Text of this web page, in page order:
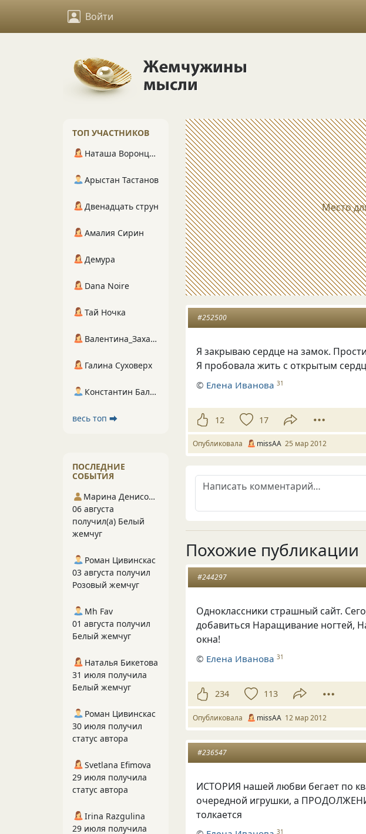
Войти
Место
#252500
Я закрываю сердце на замок.
Я пробовала жить с открытым
© Елена Иванова 31
12 17
Опубликовала missAA 25 мар 2012
Похожие публикации
#244297
Одноклассники страшный сайт.
добавиться Наращивание ногтей,
окна!
© Елена Иванова 31
234 113
Опубликовала missAA 12 мар 2012
#236547
ИСТОРИЯ нашей любви бегает по
очередной игрушки, а
толкается
31
ТОП УЧАСТНИКОВ
Наташа Воронцова
Арыстан Тастанов
Двенадцать струн
Амалия Сирин
Демура
Dana Noire
Тай Ночка
Валентина_Захарова
Галина Суховерх
Константин Балухта
весь топ ⮕
ПОСЛЕДНИЕ
СОБЫТИЯ
Марина Денисова 5
06 августа
получил(а) Белый
жемчуг
Роман Цивинскас
03 августа получил
Розовый жемчуг
Mh Fav
01 августа получил
Белый жемчуг
Наталья Бикетова
31 июля получила
Белый жемчуг
Роман Цивинскас
30 июля получил
статус автора
Svetlana Efimova
29 июля получила
статус автора
Irina Razgulina
29 июля получила